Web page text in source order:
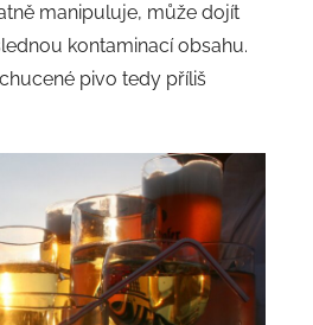
manipuluje, může dojít
kontaminací obsahu.
pivo tedy příliš